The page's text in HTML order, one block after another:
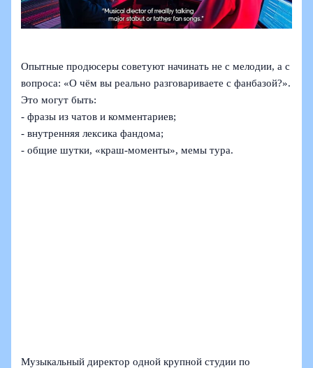
Опытные продюсеры советуют начинать не с мелодии, а с
вопроса: «О чём вы реально разговариваете с фанбазой?».
Это могут быть:
- фразы из чатов и комментариев;
- внутренняя лексика фандома;
- общие шутки, «краш‑моменты», мемы тура.
Музыкальный директор одной крупной студии по